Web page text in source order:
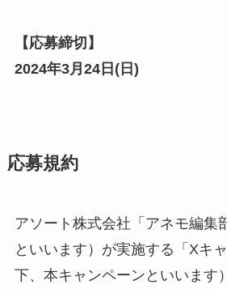
【応募締切】
2024年3月24日(日)
応募規約
アソート株式会社「アネモ編集
といいます）が実施する「Xキ
下、本キャンペーンといいます